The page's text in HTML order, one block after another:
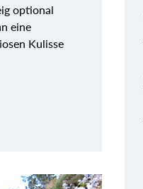
optional
eine
Kulisse